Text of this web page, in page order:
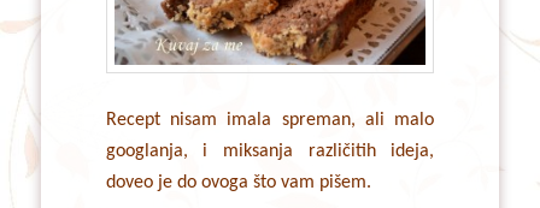
Recept nisam imala spreman, ali malo
googlanja, i miksanja različitih ideja,
doveo je do ovoga što vam pišem.